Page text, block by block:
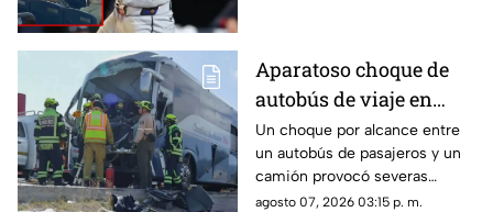
Aparatoso choque de
autobús de viaje en
carretera deja un
conductor prensado y
dos heridos
Un choque por alcance entre
un autobús de pasajeros y un
camión provocó severas
afectaciones viales. El
agosto 07, 2026 03:15 p. m.